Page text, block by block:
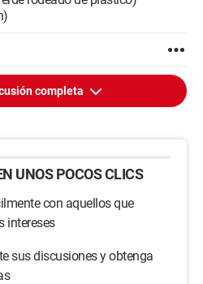
completa
UNOS POCOS CLICS
con aquellos que
intereses
sus discusiones y obtenga